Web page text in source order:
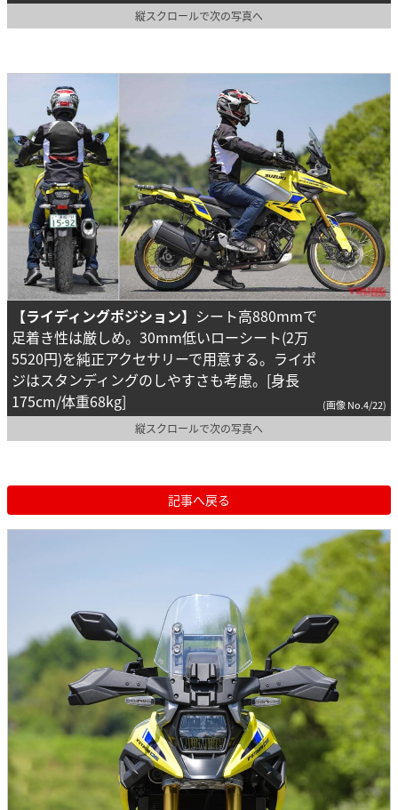
縦スクロールで次の写真へ
【ライディングポジション】 シート高880mmで
足着き性は厳しめ。30mm低いローシート(2万
5520円)を純正アクセサリーで用意する。ライポ
ジはスタンディングのしやすさも考慮。[身長
175cm/体重68kg]
(画像 No.4/22)
縦スクロールで次の写真へ
記事へ戻る